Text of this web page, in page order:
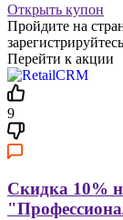
Открыть купон
Пройдите на
Перейти к акции
9
Скидка 10%